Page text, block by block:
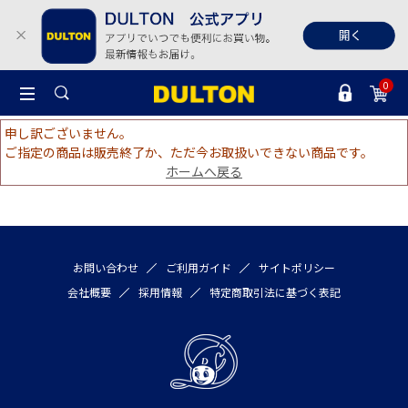
0
申し訳ございません。
ご指定の商品は販売終了か、ただ今お取扱いできない商品です。
ホームへ戻る
お問い合わせ ご利用ガイド
サイトポリシー
会社概要
採用情報 特定商取引法に基づく表記